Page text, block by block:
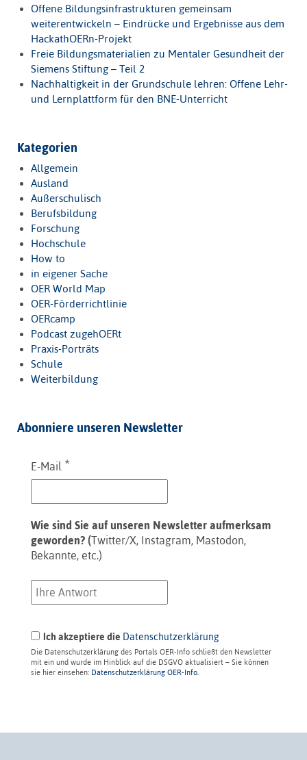
Offene Bildungsinfrastrukturen gemeinsam
weiterentwickeln – Eindrücke und Ergebnisse aus dem
HackathOERn-Projekt
Freie Bildungsmaterialien zu Mentaler Gesundheit der
Siemens Stiftung – Teil 2
Nachhaltigkeit in der Grundschule lehren: Offene Lehr-
und Lernplattform für den BNE-Unterricht
Kategorien
Allgemein
Ausland
Außerschulisch
Berufsbildung
Forschung
Hochschule
How to
in eigener Sache
OER World Map
OER-Förderrichtlinie
OERcamp
Podcast zugehOERt
Praxis-Porträts
Schule
Weiterbildung
Abonniere unseren Newsletter
E-Mail *
Wie sind Sie auf unseren Newsletter aufmerksam
geworden? (Twitter/X, Instagram, Mastodon,
Bekannte, etc.)
Ich akzeptiere die Datenschutzerklärung
Die Datenschutzerklärung des Portals OER-Info schließt den Newsletter
mit ein und wurde im Hinblick auf die DSGVO aktualisiert – Sie können
sie hier einsehen: Datenschutzerklärung OER-Info